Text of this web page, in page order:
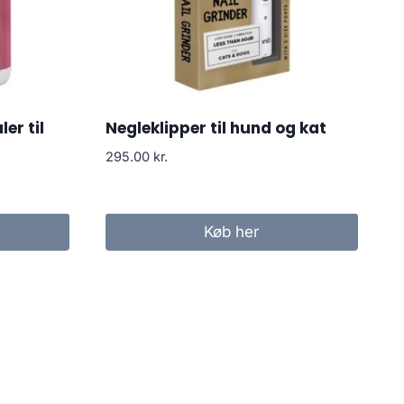
til
Negleklipper til hund og kat
295.00 kr.
Køb her